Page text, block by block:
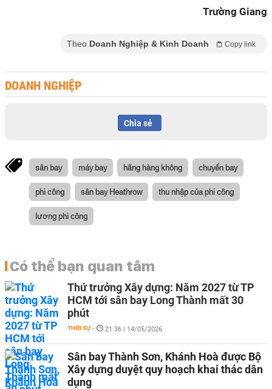
Trường Giang
Theo Doanh Nghiệp & Kinh Doanh Copy link
DOANH NGHIỆP
Chia sẻ
sân bay máy bay hãng hàng không chuyến bay
phi công sân bay Heathrow thu nhập của phi công
lương phi công
Có thể bạn quan tâm
Thứ trưởng Xây dựng: Năm 2027 từ TP
HCM tới sân bay Long Thành mất 30
phút
THỜI SỰ - 21:36 | 14/05/2026
Sân bay Thành Sơn, Khánh Hoà được Bộ
Xây dựng duyệt quy hoạch khai thác dân
dụng